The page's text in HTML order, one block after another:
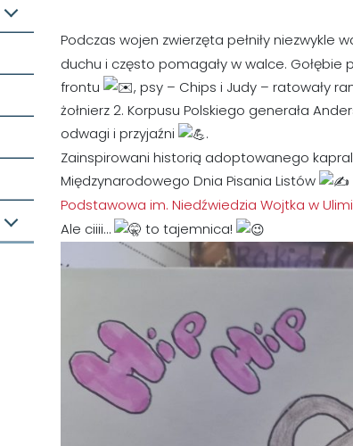
Podczas wojen zwierzęta pełniły niezwykle
duchu i często pomagały w walce. Gołębie
frontu
, psy – Chips i Judy – ratowały
żołnierz 2. Korpusu Polskiego generała
odwagi i przyjaźni
.
Zainspirowani historią adoptowanego
Międzynarodowego Dnia Pisania Listów
Podstawowa im. Niedźwiedzia Wojtka w
Ale ciiii…
to tajemnica!